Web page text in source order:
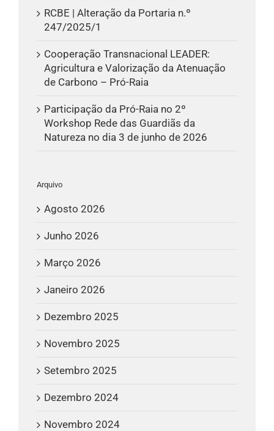
RCBE | Alteração da Portaria n.º
247/2025/1
Cooperação Transnacional LEADER:
Agricultura e Valorização da Atenuação
de Carbono – Pró-Raia
Participação da Pró-Raia no 2º
Workshop Rede das Guardiãs da
Natureza no dia 3 de junho de 2026
Arquivo
Agosto 2026
Junho 2026
Março 2026
Janeiro 2026
Dezembro 2025
Novembro 2025
Setembro 2025
Dezembro 2024
Novembro 2024